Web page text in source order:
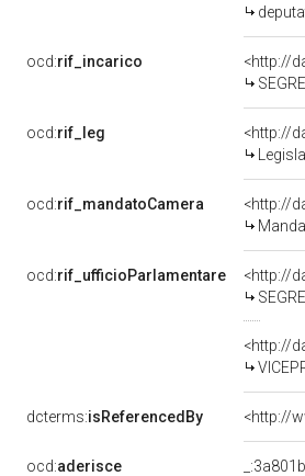
ocd:rif_incarico
<http://
ocd:rif_leg
<http://
ocd:rif_mandatoCamera
<http://
ocd:rif_ufficioParlamentare
<http://
<http://
dcterms:isReferencedBy <http://
ocd:aderisce